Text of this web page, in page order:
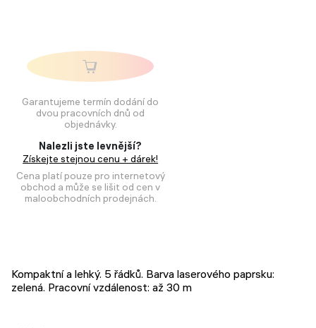
Garantujeme termín dodání do
dvou pracovních dnů od
objednávky.
Nalezli jste levnější?
Získejte stejnou cenu + dárek!
Cena platí pouze pro internetový
obchod a může se lišit od cen v
maloobchodních prodejnách.
Kompaktní a lehký. 5 řádků. Barva laserového paprsku:
zelená. Pracovní vzdálenost: až 30 m